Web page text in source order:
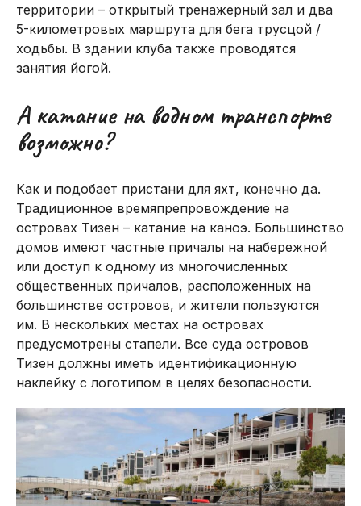
территории – открытый тренажерный зал и два
5-километровых маршрута для бега трусцой /
ходьбы. В здании клуба также проводятся
занятия йогой.
А катание на водном транспорте
возможно?
Как и подобает пристани для яхт, конечно да.
Традиционное времяпрепровождение на
островах Тизен – катание на каноэ. Большинство
домов имеют частные причалы на набережной
или доступ к одному из многочисленных
общественных причалов, расположенных на
большинстве островов, и жители пользуются
им. В нескольких местах на островах
предусмотрены стапели. Все суда островов
Тизен должны иметь идентификационную
наклейку с логотипом в целях безопасности.